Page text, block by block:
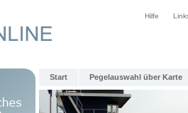
Hilfe
Start Pegelauswahl über Karte